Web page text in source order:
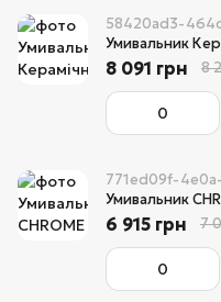
58420ad3-
Умивальник
8 091 грн 8
771ed09f-
Умивальник
6 915 грн 7